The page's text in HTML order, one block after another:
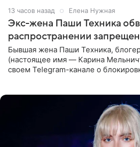
13 часов назад Елена Нужная
Экс-жена Паши Техника
распространении
Бывшая жена Паши Техника,
(настоящее имя — Карина
своем Telegram-канале о